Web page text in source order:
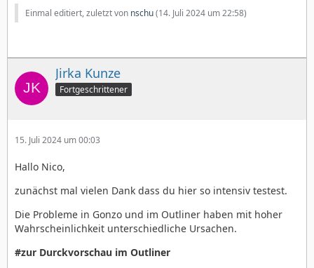
Einmal editiert, zuletzt von nschu(14. Juli 2024 um 22:58)
Jirka Kunze
Fortgeschrittener
15. Juli 2024 um 00:03
Hallo Nico,
zunächst mal vielen Dank dass du hier so intensiv testest.
Die Probleme in Gonzo und im Outliner haben mit hoher
Wahrscheinlichkeit unterschiedliche Ursachen.
#zur Durckvorschau im Outliner